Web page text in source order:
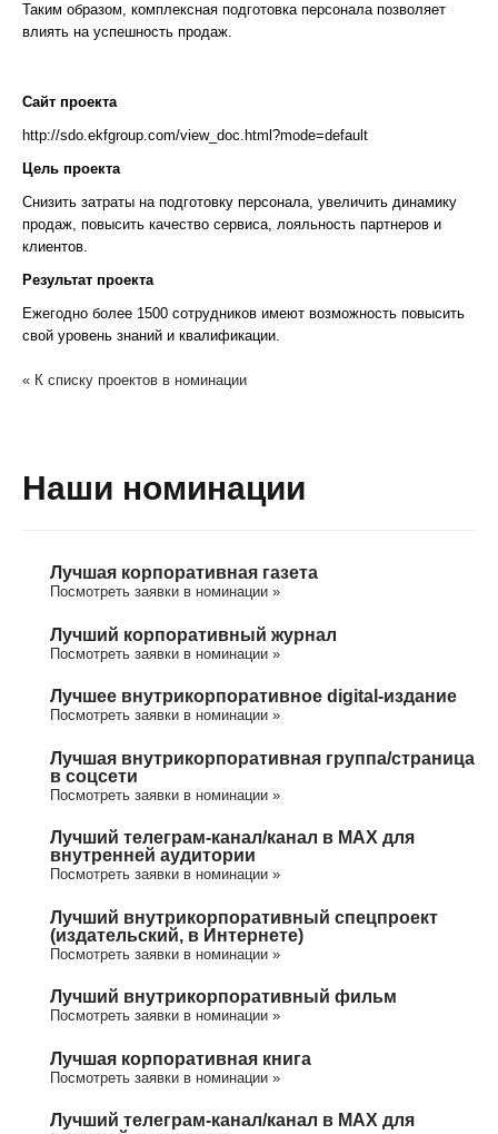
Таким образом, комплексная подготовка персонала позволяет
влиять на успешность продаж.
Сайт проекта
http://sdo.ekfgroup.com/view_doc.html?mode=default
Цель проекта
Снизить затраты на подготовку персонала, увеличить динамику
продаж, повысить качество сервиса, лояльность партнеров и
клиентов.
Результат проекта
Ежегодно более 1500 сотрудников имеют возможность повысить
свой уровень знаний и квалификации.
« К списку проектов в номинации
Наши номинации
Лучшая корпоративная газета
Посмотреть заявки в номинации »
Лучший корпоративный журнал
Посмотреть заявки в номинации »
Лучшее внутрикорпоративное digital-издание
Посмотреть заявки в номинации »
Лучшая внутрикорпоративная группа/cтраница
в соцсети
Посмотреть заявки в номинации »
Лучший телеграм-канал/канал в МАХ для
внутренней аудитории
Посмотреть заявки в номинации »
Лучший внутрикорпоративный спецпроект
(издательский, в Интернете)
Посмотреть заявки в номинации »
Лучший внутрикорпоративный фильм
Посмотреть заявки в номинации »
Лучшая корпоративная книга
Посмотреть заявки в номинации »
Лучший телеграм-канал/канал в МАХ для